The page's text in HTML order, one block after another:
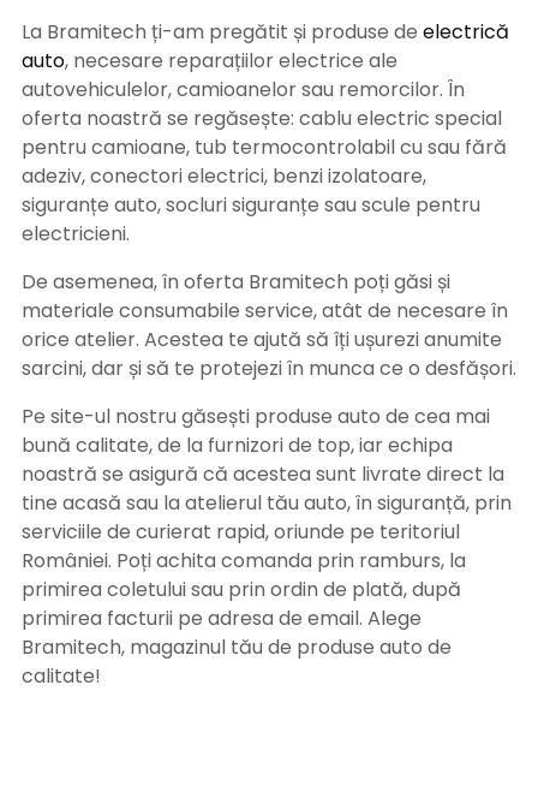
La Bramitech ți-am pregătit și produse de electrică
auto, necesare reparațiilor electrice ale
autovehiculelor, camioanelor sau remorcilor. În
oferta noastră se regăsește: cablu electric special
pentru camioane, tub termocontrolabil cu sau fără
adeziv, conectori electrici, benzi izolatoare,
siguranțe auto, socluri siguranțe sau scule pentru
electricieni.
De asemenea, în oferta Bramitech poți găsi și
materiale consumabile service, atât de necesare în
orice atelier. Acestea te ajută să îți ușurezi anumite
sarcini, dar și să te protejezi în munca ce o desfășori.
Pe site-ul nostru găsești produse auto de cea mai
bună calitate, de la furnizori de top, iar echipa
noastră se asigură că acestea sunt livrate direct la
tine acasă sau la atelierul tău auto, în siguranță, prin
serviciile de curierat rapid, oriunde pe teritoriul
României. Poți achita comanda prin ramburs, la
primirea coletului sau prin ordin de plată, după
primirea facturii pe adresa de email. Alege
Bramitech, magazinul tău de produse auto de
calitate!